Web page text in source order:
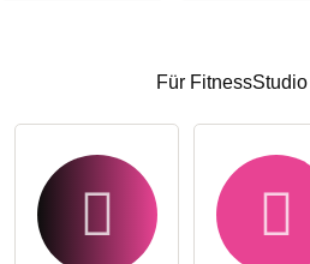
Für FitnessStudio